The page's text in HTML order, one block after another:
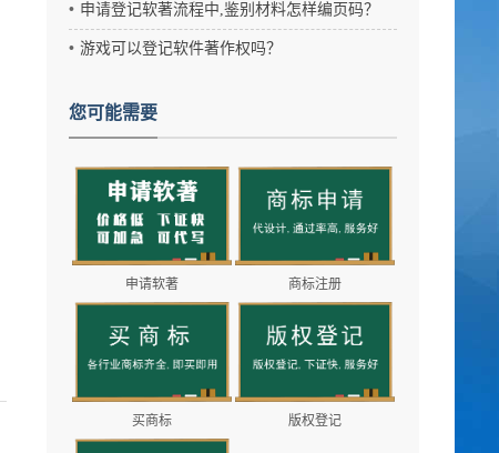
申请登记软著流程中,鉴别材料怎样编页码？
游戏可以登记软件著作权吗？
您可能需要
申请软著 商标注册
买商标 版权登记